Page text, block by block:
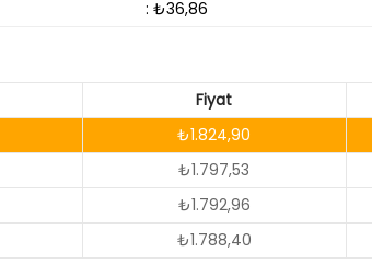
: ₺36,86
Fiyat
₺1.824,90
₺1.797,53
₺1.792,96
₺1.788,40